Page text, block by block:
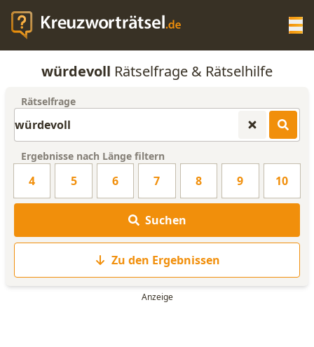
KREUZWORTRÄTSEL-HILFE
WORTLISTE
würdevoll Rätselfrage & Rätselhilfe
Rätselfrage
Ergebnisse nach Länge filtern
4 5 6 7 8 9 10
Suchen
Zu den Ergebnissen